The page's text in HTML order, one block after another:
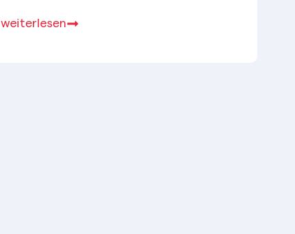
haben sie es schwer, neue Jobs zu
weiterlesen